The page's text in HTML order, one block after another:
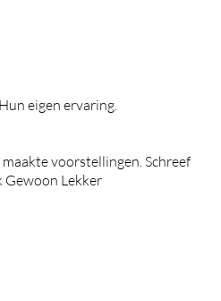
Hun eigen ervaring.
maakte voorstellingen.Schreef
Gewoon Lekker